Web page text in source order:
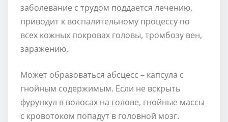
заболевание с трудом поддается лечению,
приводит к воспалительному процессу по
всех кожных покровах головы, тромбозу вен,
заражению.
Может образоваться абсцесс – капсула с
гнойным содержимым. Если не вскрыть
фурункул в волосах на голове, гнойные массы
с кровотоком попадут в головной мозг.